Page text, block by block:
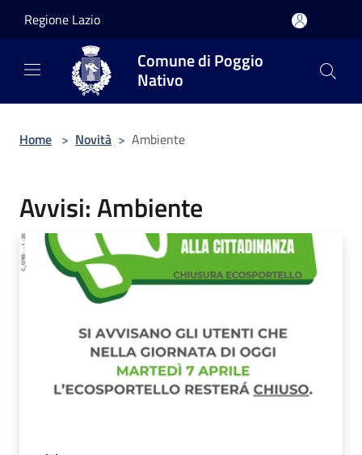
Regione Lazio
Comune di Poggio
Nativo
Home > Novità > Ambiente
Avvisi: Ambiente